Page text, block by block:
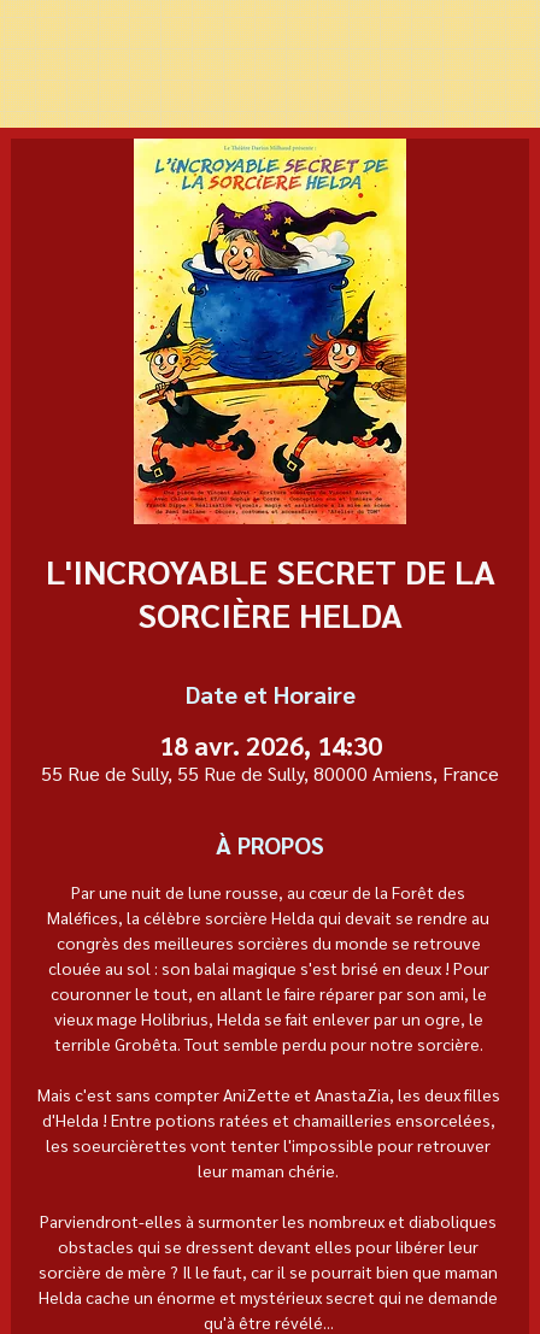
L'INCROYABLE SECRET DE LA
SORCIÈRE HELDA
Date et Horaire
18 avr. 2026, 14:30
55 Rue de Sully, 55 Rue de Sully, 80000 Amiens, France
À PROPOS
Par une nuit de lune rousse, au cœur de la Forêt des
Maléfices, la célèbre sorcière Helda qui devait se rendre au
congrès des meilleures sorcières du monde se retrouve
clouée au sol : son balai magique s'est brisé en deux ! Pour
couronner le tout, en allant le faire réparer par son ami, le
vieux mage Holibrius, Helda se fait enlever par un ogre, le
terrible Grobêta. Tout semble perdu pour notre sorcière.
Mais c'est sans compter AniZette et AnastaZia, les deux filles
d'Helda ! Entre potions ratées et chamailleries ensorcelées,
les soeurcièrettes vont tenter l'impossible pour retrouver
leur maman chérie.
Parviendront-elles à surmonter les nombreux et diaboliques
obstacles qui se dressent devant elles pour libérer leur
sorcière de mère ? Il le faut, car il se pourrait bien que maman
Helda cache un énorme et mystérieux secret qui ne demande
qu'à être révélé...